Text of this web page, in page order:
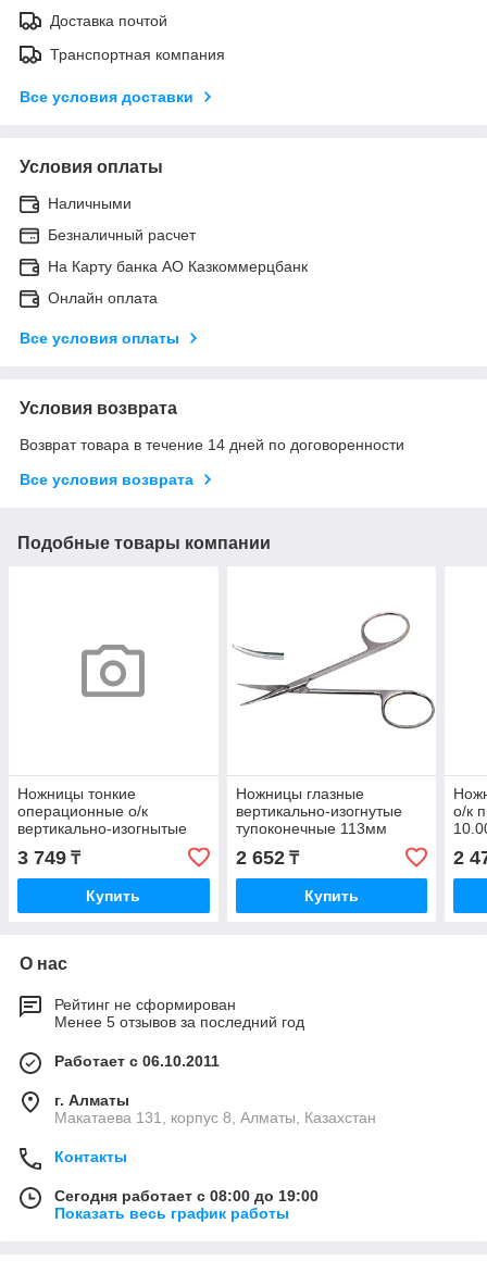
Доставка почтой
Транспортная компания
Все условия доставки
Условия оплаты
Наличными
Безналичный расчет
На Карту банка АО Казкоммерцбанк
Онлайн оплата
Все условия оплаты
Условия возврата
Возврат товара в течение 14 дней по договоренности
Все условия возврата
Подобные товары компании
Ножницы тонкие
операционные о/к
вертикально-изогнытые
160 мм 10.0199.16 (Н-23)
3 749 ₸
Купить
Ножницы глазные
вертикально-изогнутые
тупоконечные 113мм
2 652₸
Купить
о/к
2
О нас
Рейтинг не сформирован
Менее 5 отзывов за последний год
Работает с 06.10.2011
г. Алматы
Макатаева 131, корпус 8, Алматы, Казахстан
Контакты
Сегодня работает с 08:00 до 19:00
Показать весь график работы